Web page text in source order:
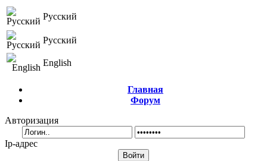
Русский
Русский
English
Главная
Форум
Авторизация
Ip-адрес